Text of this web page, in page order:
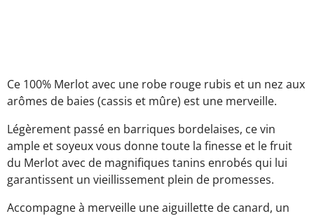
Ce 100% Merlot avec une robe rouge rubis et un nez aux
arômes de baies (cassis et mûre) est une merveille.
Légèrement passé en barriques bordelaises, ce vin
ample et soyeux vous donne toute la finesse et le fruit
du Merlot avec de magnifiques tanins enrobés qui lui
garantissent un vieillissement plein de promesses.
Accompagne à merveille une aiguillette de canard, un